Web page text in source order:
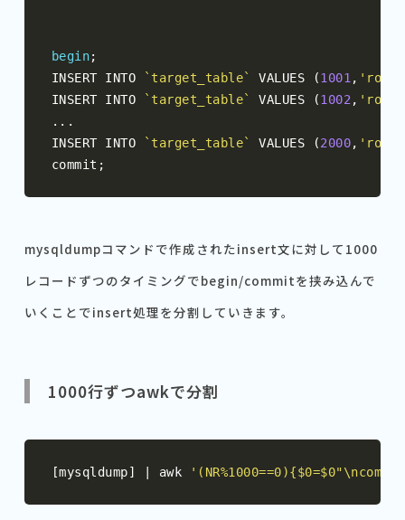
begin;
INSERT INTO
`target_table` VALUES (1001,
INSERT INTO
`target_table` VALUES (1002,
...
INSERT INTO
`target_table` VALUES (2000,
commit ;
mysqldumpコマンドで作成されたinsert文に対して1000
レコードずつのタイミングでbegin/commitを挟み込んで
いくことでinsert処理を分割していきます。
1000行ずつawkで分割
[mysqldump] awk